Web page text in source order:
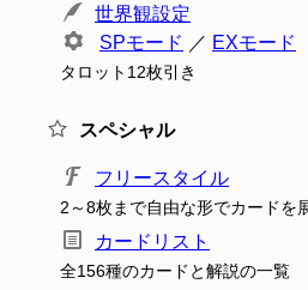
世界観設定
SPモード ／ EXモード
タロット12枚引き
スペシャル
フリースタイル
2～8枚まで自由な形でカードを
カードリスト
全156種のカードと解説の一覧